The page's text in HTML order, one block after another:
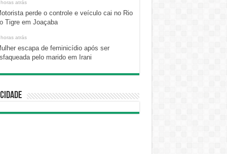
atrás
perde o controle e veículo cai no Rio
Tigre em Joaçaba
atrás
escapa de feminicídio após ser
pelo marido em Irani